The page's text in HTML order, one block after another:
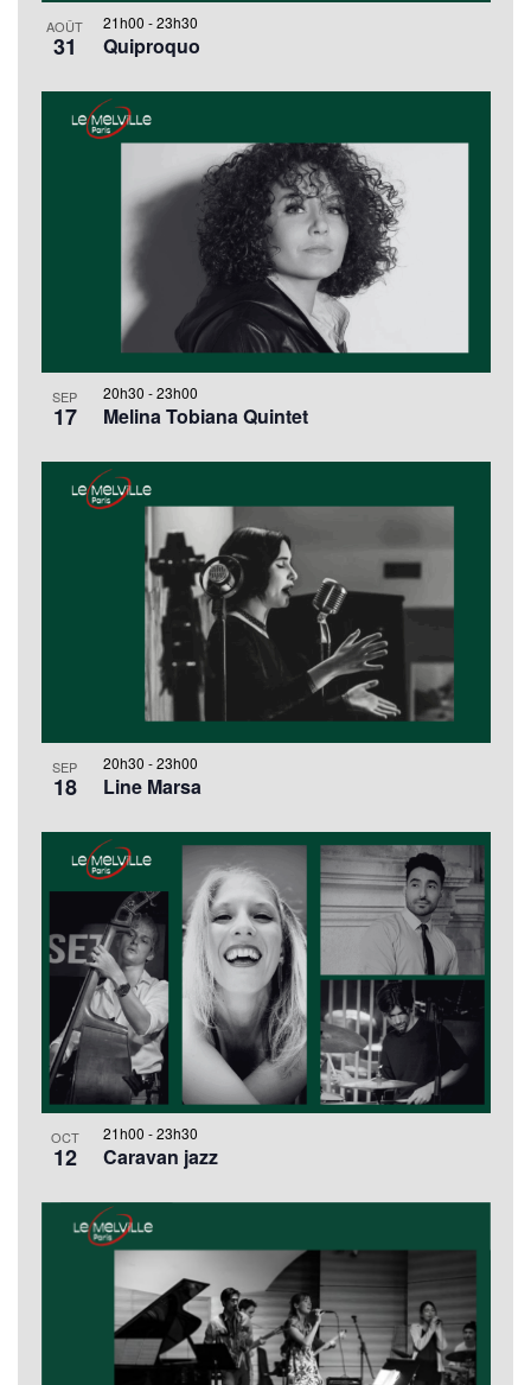
AOÛT
31 Quiproquo
21h00 -23h30
SEP
17 Melina Tobiana Quintet
20h30 -23h00
SEP
18 Line Marsa
20h30 -23h00
OCT
12 Caravan jazz
21h00 -23h30